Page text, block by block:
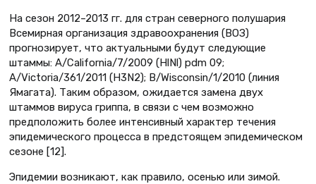
На сезон 2012–2013 гг. для стран северного полушария
Всемирная организация здравоохранения (ВОЗ)
прогнозирует, что актуальными будут следующие
штаммы: A/California/7/2009 (HlNl) pdm 09;
A/Victoria/361/2011 (H3N2); B/Wisconsin/1/2010 (линия
Ямагата). Таким образом, ожидается замена двух
штаммов вируса гриппа, в связи с чем возможно
предположить более интенсивный характер течения
эпидемического процесса в предстоящем эпидемическом
сезоне [12].
Эпидемии возникают, как правило, осенью или зимой.